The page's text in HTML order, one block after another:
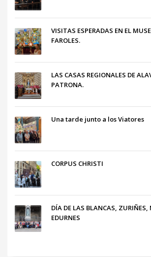
VISITAS ESPERADAS EN EL
FAROLES.
LAS CASAS REGIONALES DE
PATRONA.
Una tarde junto a los Viatores
CORPUS CHRISTI
DÍA DE LAS BLANCAS, ZURIÑES,
EDURNES